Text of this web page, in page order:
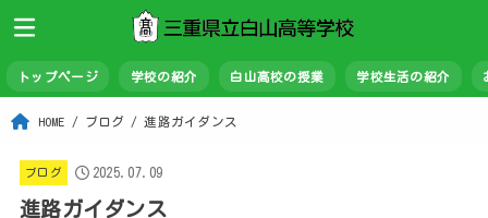
トップページ 学校の紹介 白山高校の授業 学校生活の紹介
HOME ブログ 進路ガイダンス
ブログ 2025.07.09
進路ガイダンス